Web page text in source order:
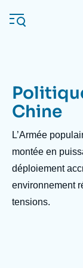
au
contenu
Navigation
principale
Analyses
À propos de l'Ifri
Chine
Description
L’Armée
montée en
déploiement
environnement
tensions.